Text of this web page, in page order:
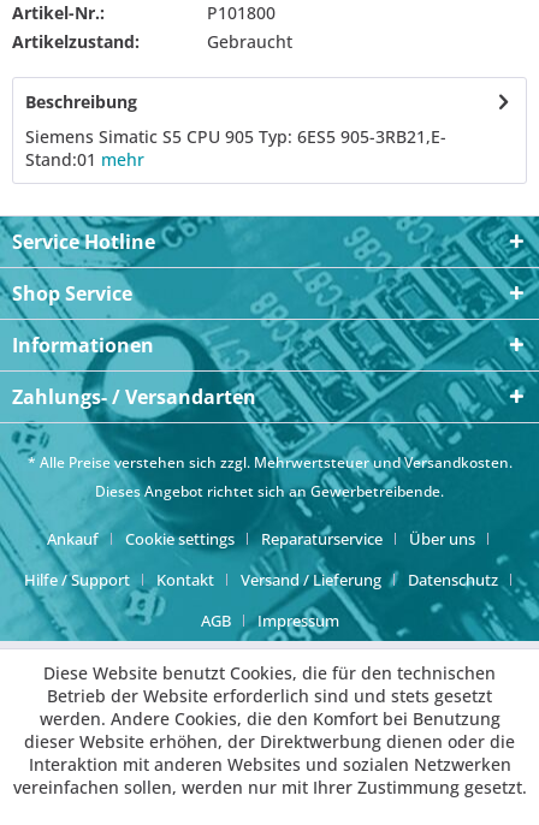
Artikel-Nr.:
P101800
Artikelzustand:
Gebraucht
Beschreibung
Siemens Simatic S5 CPU 905 Typ: 6ES5 905-3RB21,E-
Stand:01 mehr
Service Hotline
Shop Service
Informationen
Zahlungs- / Versandarten
* Alle Preise verstehen sich zzgl. Mehrwertsteuer undVersandkosten.
Dieses Angebot richtet sich an Gewerbetreibende.
Ankauf Cookie settings Reparaturservice
Über uns
Hilfe / Support
Kontakt Versand / Lieferung
Datenschutz
AGB
Impressum
Diese Website benutzt Cookies, die für den technischen
Betrieb der Website erforderlich sind und stets gesetzt
werden. Andere Cookies, die den Komfort bei Benutzung
dieser Website erhöhen, der Direktwerbung dienen oder die
Interaktion mit anderen Websites und sozialen Netzwerken
vereinfachen sollen, werden nur mit Ihrer Zustimmung gesetzt.